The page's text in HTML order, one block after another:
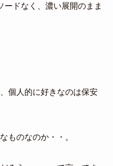
ドなく、濃い展開のまま
個人的に好きなのは保安
ものなのか・・。